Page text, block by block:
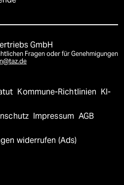
GmbH
Fragen oder für Genehmigungen
Kommune-Richtlinien KI-
Impressum AGB
widerrufen (Ads)